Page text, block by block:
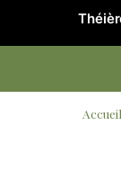
Accueil